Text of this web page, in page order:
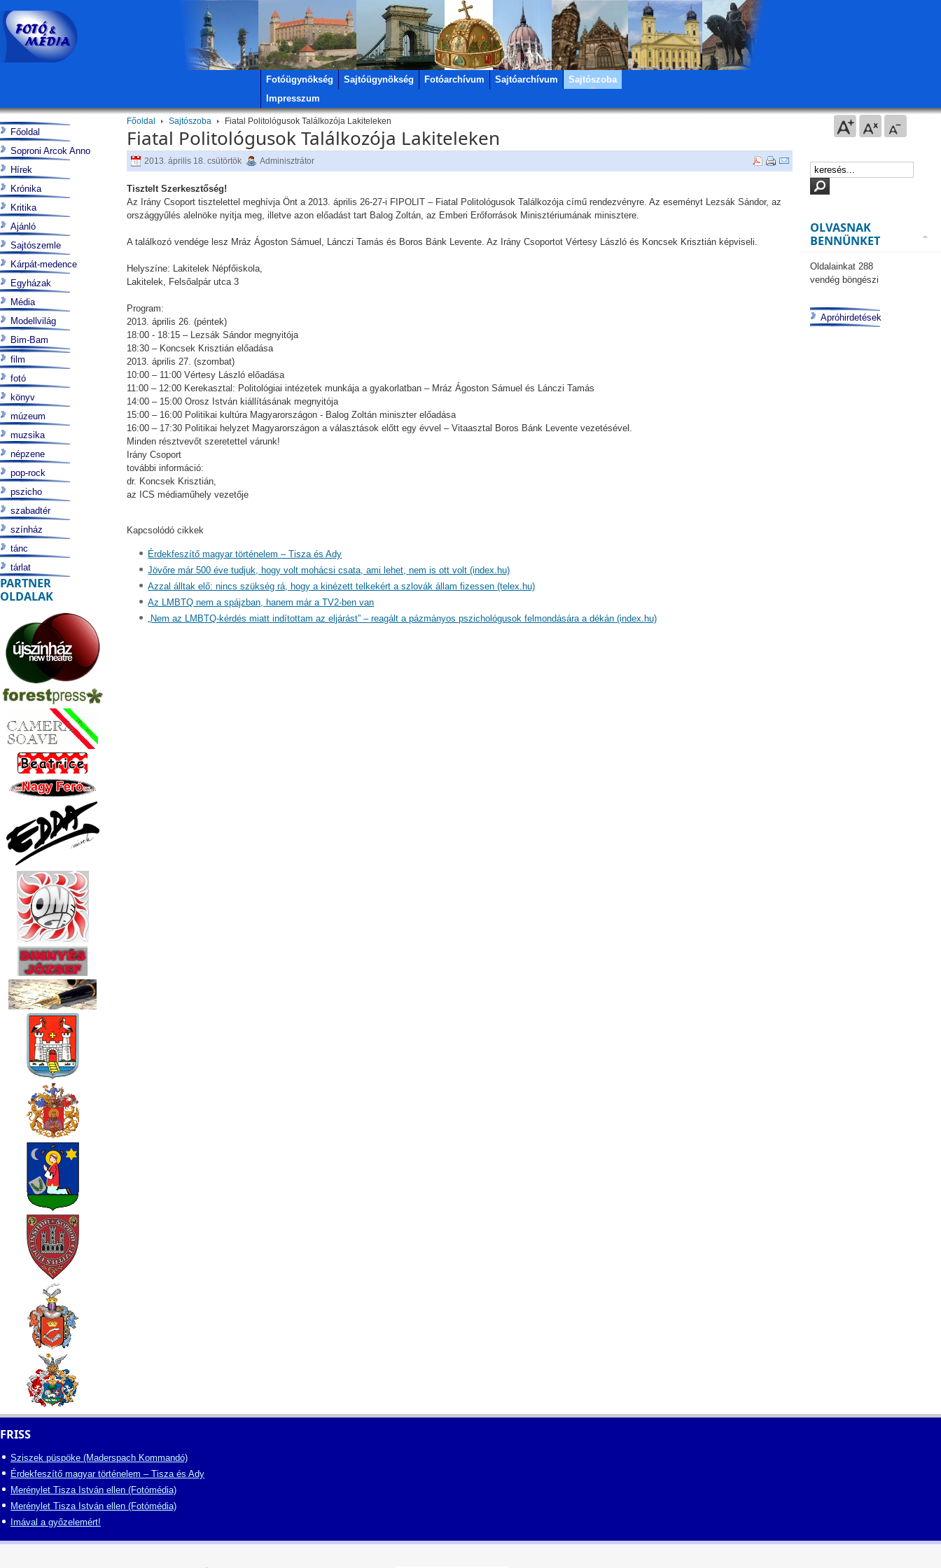
Fotóügynökség Sajtóügynökség Fotóarchívum Sajtóarchívum
Sajtószoba
Impresszum
Főoldal Sajtószoba Fiatal Politológusok Találkozója Lakiteleken
Fiatal Politológusok Találkozója Lakiteleken
2013. április 18. csütörtök Adminisztrátor
Tisztelt Szerkesztőség!
Az Irány Csoport tisztelettel meghívja Önt a 2013. április 26-27-i FIPOLIT – Fiatal Politológusok Találkozója című rendezvényre. Az eseményt Lezsák Sándor, az
országgyűlés alelnöke nyitja meg, illetve azon előadást tart Balog Zoltán, az Emberi Erőforrások Minisztériumának minisztere.
A találkozó vendége lesz Mráz Ágoston Sámuel, Lánczi Tamás és Boros Bánk Levente. Az Irány Csoportot Vértesy László és Koncsek Krisztián képviseli.
Helyszíne: Lakitelek Népfőiskola,
Lakitelek, Felsőalpár utca 3
Program:
2013. április 26. (péntek)
18:00 - 18:15 – Lezsák Sándor megnyitója
18:30 – Koncsek Krisztián előadása
2013. április 27. (szombat)
10:00 – 11:00 Vértesy László előadása
11:00 – 12:00 Kerekasztal: Politológiai intézetek munkája a gyakorlatban – Mráz Ágoston Sámuel és Lánczi Tamás
14:00 – 15:00 Orosz István kiállításának megnyitója
15:00 – 16:00 Politikai kultúra Magyarországon - Balog Zoltán miniszter előadása
16:00 – 17:30 Politikai helyzet Magyarországon a választások előtt egy évvel – Vitaasztal Boros Bánk Levente vezetésével.
Minden résztvevőt szeretettel várunk!
Irány Csoport
további információ:
dr. Koncsek Krisztián,
az ICS médiaműhely vezetője
Kapcsolódó cikkek
Érdekfeszítő magyar történelem – Tisza és Ady
Jövőre már 500 éve tudjuk, hogy volt mohácsi csata, ami lehet, nem is ott volt (index.hu)
Azzal álltak elő: nincs szükség rá, hogy a kinézett telkekért a szlovák állam fizessen (telex.hu)
Az LMBTQ nem a spájzban, hanem már a TV2-ben van
„Nem az LMBTQ-kérdés miatt indítottam az eljárást” – reagált a pázmányos pszichológusok felmondására a dékán (index.hu)
Főoldal
Soproni Arcok Anno
Hírek
Krónika
Kritika
Ajánló
Sajtószemle
Kárpát-medence
Egyházak
Média
Modellvilág
Bim-Bam
film
fotó
könyv
múzeum
muzsika
népzene
pop-rock
pszicho
szabadtér
színház
tánc
tárlat
PARTNER
OLDALAK
OLVASNAK
BENNÜNKET
Oldalainkat 288
vendég böngészi
Apróhirdetések
FRISS
Sziszek püspöke (Maderspach Kommandó)
Érdekfeszítő magyar történelem – Tisza és Ady
Merénylet Tisza István ellen (Fotómédia)
Merénylet Tisza István ellen (Fotómédia)
Imával a győzelemért!